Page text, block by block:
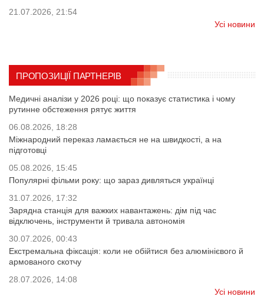
21.07.2026, 21:54
Усі новини
ПРОПОЗИЦІЇ ПАРТНЕРІВ
Медичні аналізи у 2026 році: що показує статистика і чому
рутинне обстеження рятує життя
06.08.2026, 18:28
Міжнародний переказ ламається не на швидкості, а на
підготовці
05.08.2026, 15:45
Популярні фільми року: що зараз дивляться українці
31.07.2026, 17:32
Зарядна станція для важких навантажень: дім під час
відключень, інструменти й тривала автономія
30.07.2026, 00:43
Екстремальна фіксація: коли не обійтися без алюмінієвого й
армованого скотчу
28.07.2026, 14:08
Усі новини